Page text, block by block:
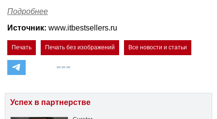
Подробнее
Источник: www.itbestsellers.ru
Печать Печать без изображений Все новости и статьи
Успех в партнерстве